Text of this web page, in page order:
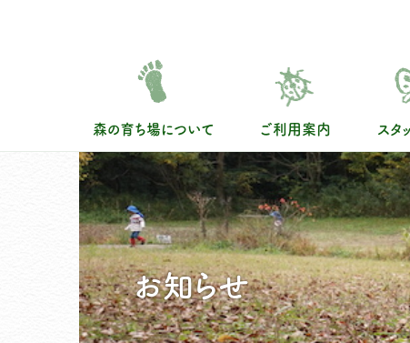
m
森の育ち場について ご利用案内 スタ
森の育ち場について
森の育ち場の特徴
ご利用案内
イベント・講演会
お知らせ